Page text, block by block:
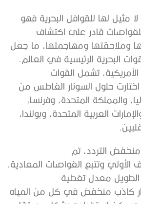
لا مثيل لها للقوافل البحرية فهو
قادر على اكتشاف
وملاحقتها ومهاجمتها، ما جعل
البحرية الرئيسية في العالم.
تشمل القوات
اختارت حلول السونار الغاطس من
والمملكة المتحدة، وفرنسا،
العربية المتحدة، وبولندا،
التردد، تم
الأولي وتتبع الغواصات المعادية.
معدل تغطية
كاذب منخفض في كل من المياه